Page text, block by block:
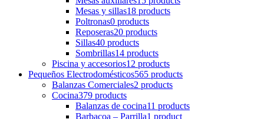
Mesas y sillas18 products
Poltronas0 products
Reposeras20 products
Sillas40 products
Sombrillas14 products
Piscina y accesorios12 products
Pequeños Electrodomésticos565 products
Balanzas Comerciales2 products
Cocina379 products
Balanzas de cocina11 products
Barbacoa – Parrilla1 product